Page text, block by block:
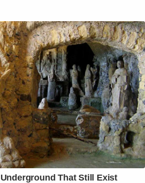
That Still Exist